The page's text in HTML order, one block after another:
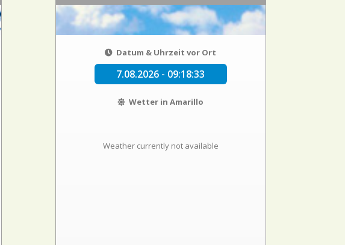
Datum & Uhrzeit vor Ort
7.08.2026 - 09:18:33
Wetter in Amarillo
Weather currently not available